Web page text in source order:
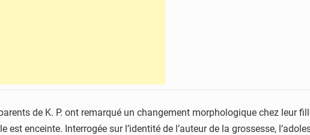
de K. P. ont remarqué un changement morphologique chez leur
enceinte. Interrogée sur l’identité de l’auteur de la grossesse,